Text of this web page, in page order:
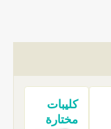
كليبات
مختارة